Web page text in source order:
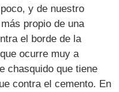
y de nuestro
propio de una
el borde de la
ocurre muy a
chasquido que tiene
contra el cemento. En